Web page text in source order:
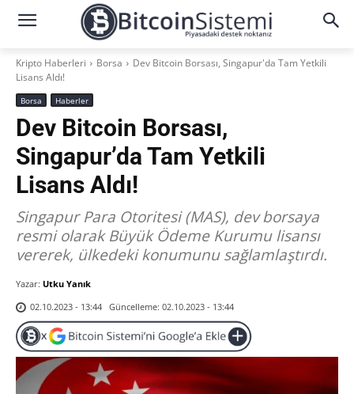
Kripto Haberleri Borsa
Dev Bitcoin Borsası, Singapur'da Tam Yetkili
Lisans Aldı!
Borsa Haberler
Dev Bitcoin Borsası,
Singapur’da Tam Yetkili
Lisans Aldı!
Singapur Para Otoritesi (MAS), dev borsaya
resmi olarak Büyük Ödeme Kurumu lisansı
vererek, ülkedeki konumunu sağlamlaştırdı.
Yazar: Utku Yanık
02.10.2023 - 13:44 Güncelleme: 02.10.2023 - 13:44